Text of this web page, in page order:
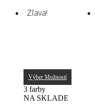
Zľava!
Výber Možností
3 farby
NA SKLADE